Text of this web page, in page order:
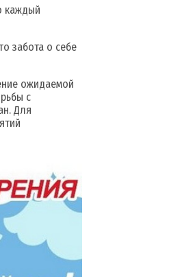
каждый
забота о себе
ожидаемой
с
Для